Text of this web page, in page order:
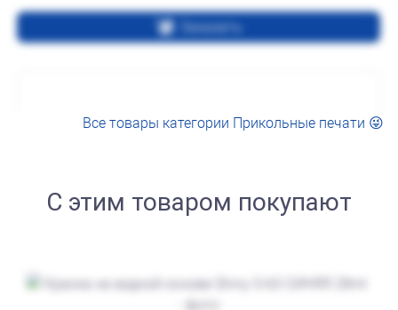
Заказать
Штамп Все фигня. Переделать!
Все товары категории Прикольные печати 😜
С этим товаром покупают